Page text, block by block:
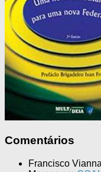
Comentários
Francisco Vianna